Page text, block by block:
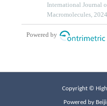
Copyright ©
Powered by